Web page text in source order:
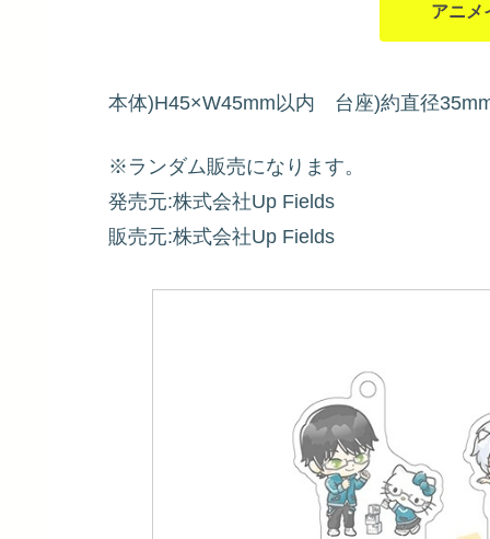
アニメ
本体)H45×W45mm以内 台座)約直径
※ランダム販売になります。
発売元:株式会社Up Fields
販売元:株式会社Up Fields